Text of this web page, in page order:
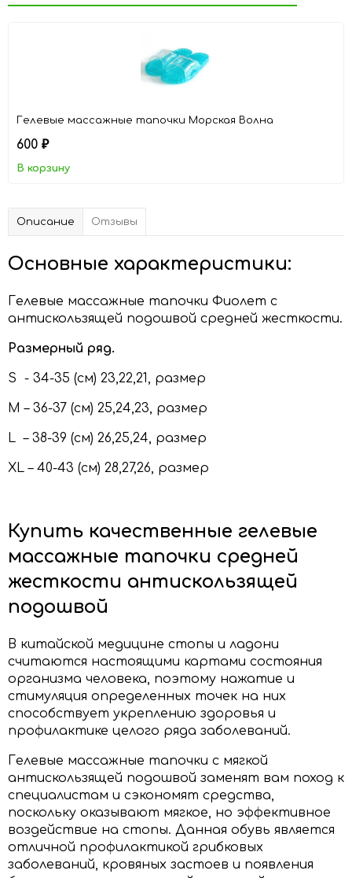
Гелевые массажные тапочки Морская Волна
600 ₽
В корзину
Описание Отзывы
Основные характеристики:
Гелевые массажные тапочки Фиолет с
антискользящей подошвой средней жесткости.
Размерный ряд.
S - 34-35 (см) 23,22,21, размер
M – 36-37 (см) 25,24,23, размер
L – 38-39 (см) 26,25,24, размер
XL – 40-43 (см) 28,27,26, размер
Купить качественные гелевые
массажные тапочки средней
жесткости антискользящей
подошвой
В китайской медицине стопы и ладони
считаются настоящими картами состояния
организма человека, поэтому нажатие и
стимуляция определенных точек на них
способствует укреплению здоровья и
профилактике целого ряда заболеваний.
Гелевые массажные тапочки с мягкой
антискользящей подошвой заменят вам поход к
специалистам и сэкономят средства,
поскольку оказывают мягкое, но эффективное
воздействие на стопы. Данная обувь является
отличной профилактикой грибковых
заболеваний, кровяных застоев и появления